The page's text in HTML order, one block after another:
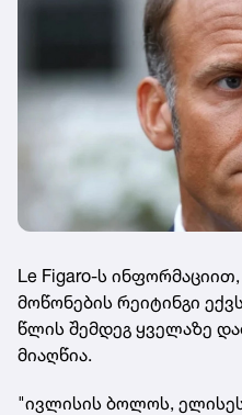
Le Figaro-ს
მოწონების რეიტინგი
წლის შემდეგ ყველაზე
მიაღწია.
"ივლისის ბოლოს,